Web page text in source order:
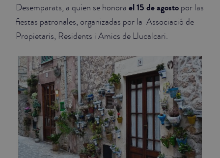
Desemparats, a quien se honora el 15 de agosto por las
fiestas patronales, organizadas por la Associació de
Propietaris, Residents i Amics de Llucalcari.